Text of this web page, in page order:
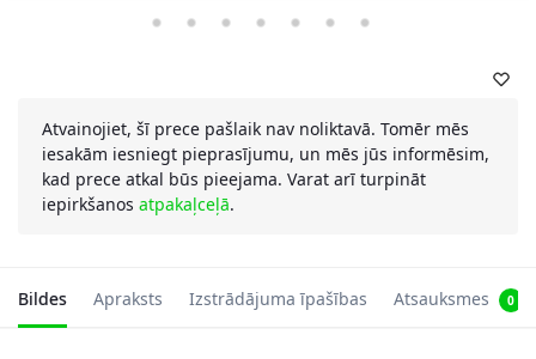
Atvainojiet, šī prece pašlaik nav noliktavā. Tomēr mēs
iesakām iesniegt pieprasījumu, un mēs jūs informēsim,
kad prece atkal būs pieejama. Varat arī turpināt
iepirkšanos atpakaļceļā.
Bildes Apraksts Izstrādājuma īpašības Atsauksmes 0